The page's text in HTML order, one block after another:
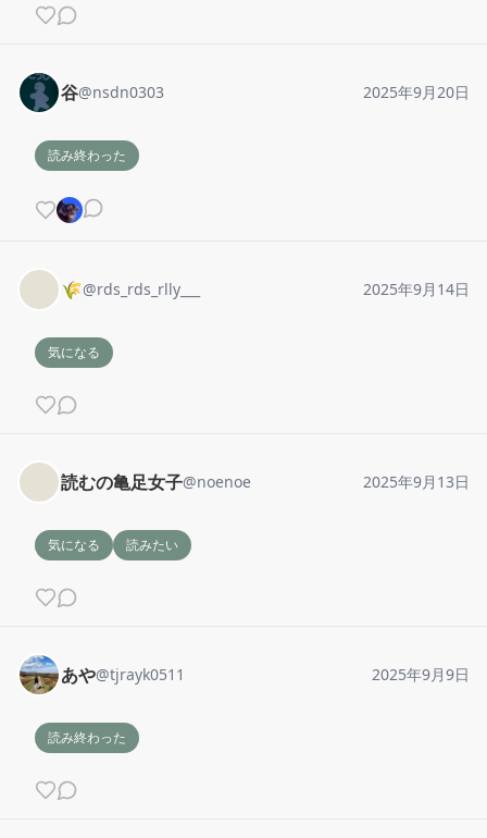
谷@nsdn0303 2025年9月20日
読み終わった
🌾@rds_rds_rlly___ 2025年9月14日
気になる
読むの亀足女子@noenoe 2025年9月13日
気になる 読みたい
あや@tjrayk0511 2025年9月9日
読み終わった